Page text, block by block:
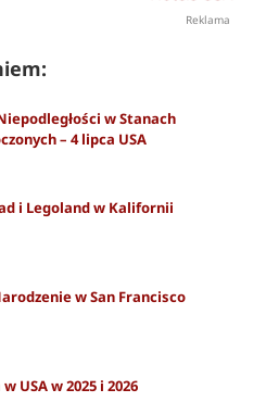
Reklama
w Stanach
– 4 lipca USA
i Legoland w Kalifornii
w San Francisco
USA w 2025 i 2026